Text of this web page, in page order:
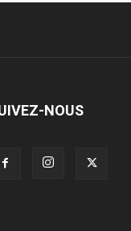
NOUS